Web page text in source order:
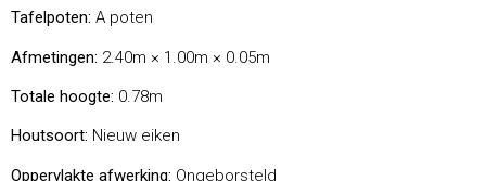
Tafelpoten: A poten
Afmetingen: 2.40m × 1.00m × 0.05m
Totale hoogte: 0.78m
Houtsoort: Nieuw eiken
Oppervlakte afwerking: Ongeborsteld